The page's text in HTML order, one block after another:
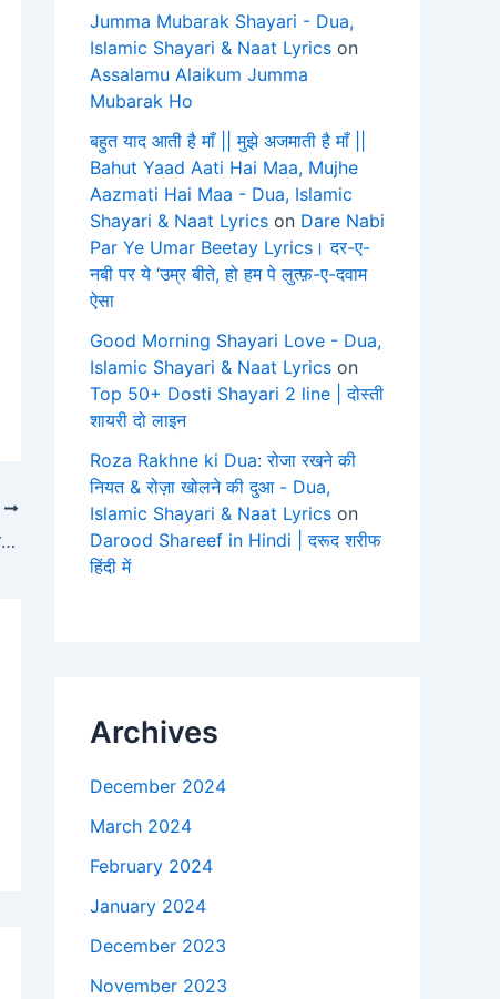
Surah Ikhlas in Hindi | सूरह इखलास हिंदी में तर्जुमा के साथ
Jumma Mubarak Shayari - Dua,
Islamic Shayari & Naat Lyrics on
Assalamu Alaikum Jumma
Mubarak Ho
बहुत याद आती है माँ || मुझे अजमाती है माँ ||
Bahut Yaad Aati Hai Maa, Mujhe
Aazmati Hai Maa - Dua, Islamic
Shayari & Naat Lyrics on Dare Nabi
Par Ye Umar Beetay Lyrics। दर-ए-
नबी पर ये ‘उम्र बीते, हो हम पे लुत्फ़-ए-दवाम
ऐसा
Good Morning Shayari Love - Dua,
Islamic Shayari & Naat Lyrics on
Top 50+ Dosti Shayari 2 line | दोस्ती
शायरी दो लाइन
Roza Rakhne ki Dua: रोजा रखने की
नियत & रोज़ा खोलने की दुआ - Dua,
Islamic Shayari & Naat Lyrics on
Darood Shareef in Hindi | दरूद शरीफ
हिंदी में
Archives
December 2024
March 2024
February 2024
January 2024
December 2023
November 2023